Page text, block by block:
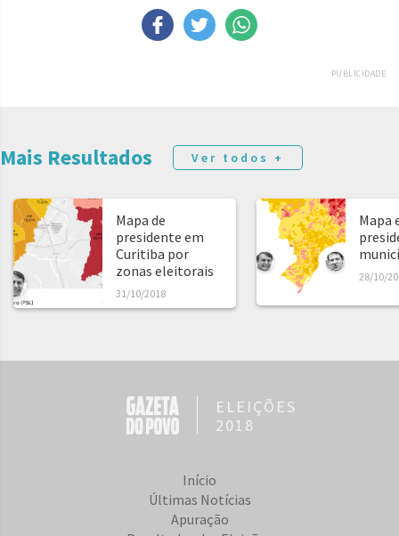
PUBLICIDADE
Mais Resultados Ver todos +
Mapa de
presidente em
Curitiba por
zonas eleitorais
31/10/2018
Mapa
28/10/
ELEIÇÕES
2018
Início
Últimas Notícias
Apuração